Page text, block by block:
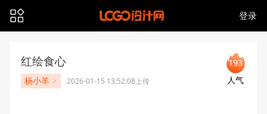
登录
红绘食心
杨小羊 2026-01-15 13:52:08上传
193
人气